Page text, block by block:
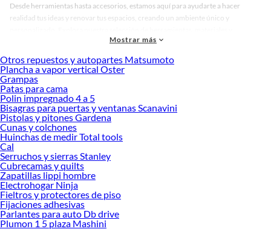
Desde herramientas hasta accesorios, estamos aquí para ayudarte a hacer
realidad tus ideas y renovar tus espacios, creando un ambiente único y
accesorios de calidad que te ayudarán a crear un espacio más tú.
Desde remodelaciones hasta proyectos de decoración, estamos aquí para hacer
tus ideas realidad. ¡Visítanos y encuentra todo lo que tenemos para ofrecerte en
Limpieza para Autos!
Explora la variedad de productos de Limpieza para Autos en Sodimac
Herramientas, materiales y accesorios de calidad para tus proyectos y
renovación de espacios. ¡Visítanos y descubre todo lo que tenemos para
ofrecerte!
Encuentra una amplia variedad de productos de Limpieza para Autos en
Sodimac. Encuentra todo lo necesario para tus proyectos de renovación y
decoración. ¡Visítanos y haz tus ideas realidad!
Mostrar más
Otros repuestos y autopartes Matsumoto
Plancha a vapor vertical Oster
Grampas
Patas para cama
Polin impregnado 4 a 5
Bisagras para puertas y ventanas Scanavini
Pistolas y pitones Gardena
Cunas y colchones
Huinchas de medir Total tools
Cal
Serruchos y sierras Stanley
Cubrecamas y quilts
Zapatillas lippi hombre
Electrohogar Ninja
Fieltros y protectores de piso
Fijaciones adhesivas
Parlantes para auto Db drive
Plumon 1 5 plaza Mashini